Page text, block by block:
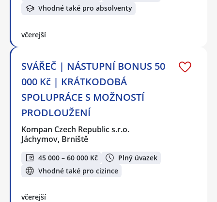
Vhodné také pro absolventy
včerejší
SVÁŘEČ | NÁSTUPNÍ BONUS 50
000 Kč | KRÁTKODOBÁ
SPOLUPRÁCE S MOŽNOSTÍ
PRODLOUŽENÍ
Kompan Czech Republic s.r.o.
Jáchymov, Brniště
45 000 – 60 000 Kč
Plný úvazek
Vhodné také pro cizince
včerejší